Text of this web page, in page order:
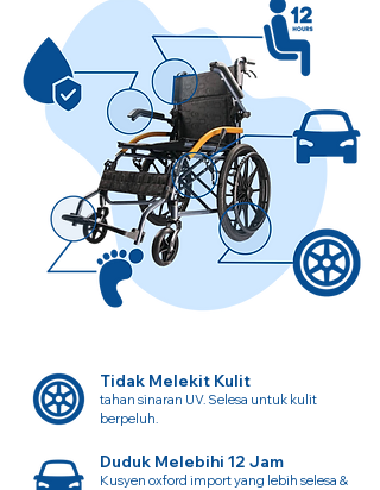
Tidak Melekit Kulit
tahan sinaran UV. Selesa untuk kulit
berpeluh.
Duduk Melebihi 12 Jam
Kusyen oxford import yang lebih selesa &